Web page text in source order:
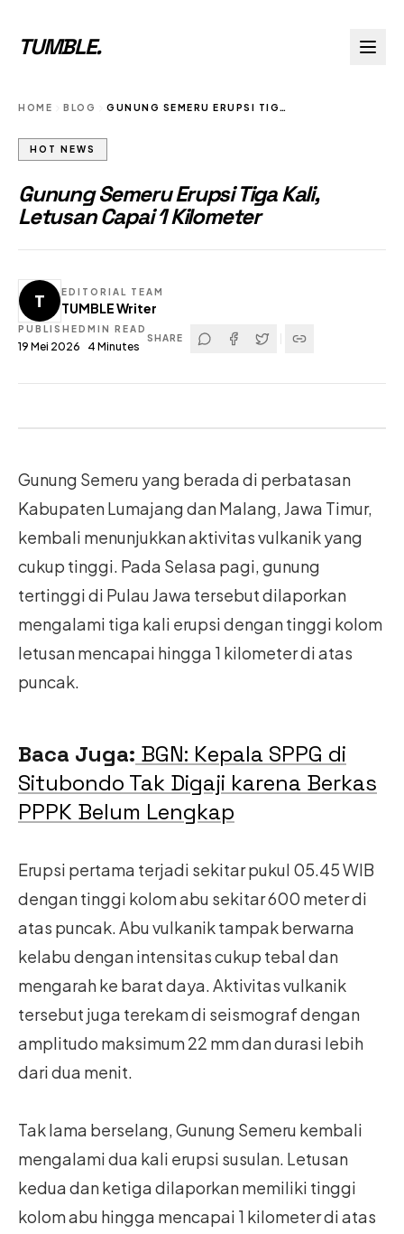
TUMBLE.
HOME BLOG GUNUNG SEMERU ERUPSI TIGA KALI LETUSAN CAPAI 1 KILOMETER
HOT NEWS
Gunung Semeru Erupsi Tiga Kali,
Letusan Capai 1 Kilometer
T EDITORIAL TEAM
TUMBLE Writer
PUBLISHED
19 Mei 2026
MIN READ
4 Minutes
SHARE
Gunung Semeru yang berada di perbatasan
Kabupaten Lumajang dan Malang, Jawa Timur,
kembali menunjukkan aktivitas vulkanik yang
cukup tinggi. Pada Selasa pagi, gunung
tertinggi di Pulau Jawa tersebut dilaporkan
mengalami tiga kali erupsi dengan tinggi kolom
letusan mencapai hingga 1 kilometer di atas
puncak.
Baca Juga: BGN: Kepala SPPG di
Situbondo Tak Digaji karena Berkas
PPPK Belum Lengkap
Erupsi pertama terjadi sekitar pukul 05.45 WIB
dengan tinggi kolom abu sekitar 600 meter di
atas puncak. Abu vulkanik tampak berwarna
kelabu dengan intensitas cukup tebal dan
mengarah ke barat daya. Aktivitas vulkanik
tersebut juga terekam di seismograf dengan
amplitudo maksimum 22 mm dan durasi lebih
dari dua menit.
Tak lama berselang, Gunung Semeru kembali
mengalami dua kali erupsi susulan. Letusan
kedua dan ketiga dilaporkan memiliki tinggi
kolom abu hingga mencapai 1 kilometer di atas